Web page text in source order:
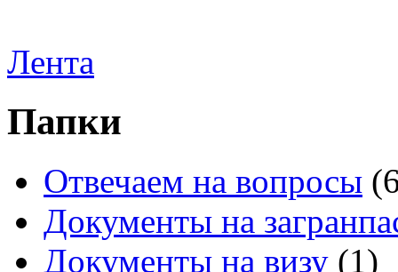
Лента
Папки
Отвечаем на вопросы
Документы на
Документы на визу (1)